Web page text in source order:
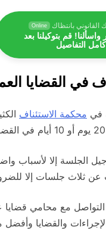
بانتظاك Online
قم بتوكيلنا بعد
التفاصيل
في القضايا
في محكمة الاستئناف
الجلسة إلا لأسباب
عن ثلاث جلسات إلا
مع محامي قضايا
والقضايا وأفضل